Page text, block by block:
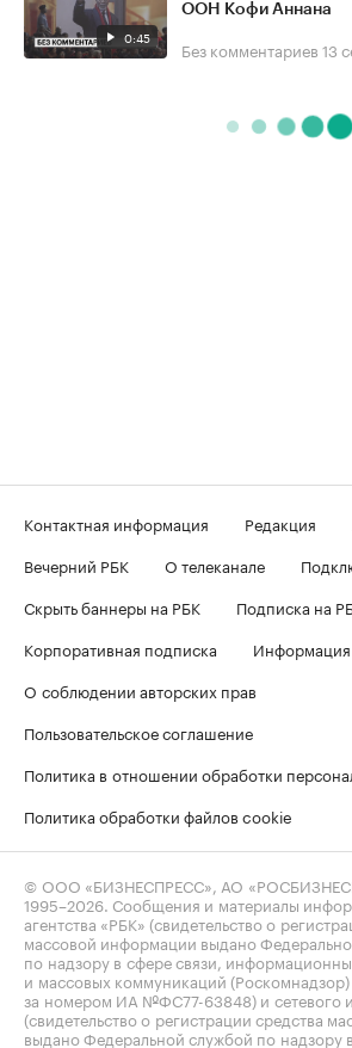
0:45
ООН Кофи Аннана
Без комментариев 13
Контактная информация Редакция
Вечерний РБК
О телеканале
Скрыть баннеры на РБК
Подписка на
Корпоративная подписка
Информация
О соблюдении авторских прав
Пользовательское соглашение
Политика в отношении обработки
Политика обработки файлов cookie
© ООО «БИЗНЕСПРЕСС», АО
1995–2026 . Сообщения и материалы
агентства «РБК» (свидетельство о
массовой информации выдано
по надзору в сфере связи,
и массовых коммуникаций (Роскомнадзор)
за номером ИА №ФС77-63848) и сетевого
(свидетельство о регистрации средства
выдано Федеральной службой по надзору